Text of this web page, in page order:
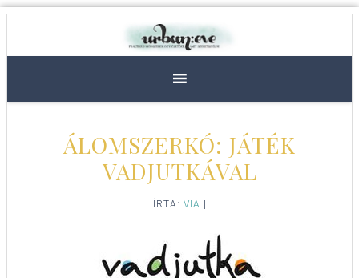
ÁLOMSZERKÓ: JÁTÉK
VADJUTKÁVAL
ÍRTA: VIA